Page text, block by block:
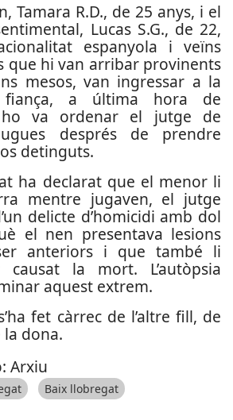
Tamara R.D., de 25 anys, i el
Lucas S.G., de 22,
espanyola i veïns
que hi van arribar provinents
mesos, van ingressar a la
fiança, a última hora de
ho va ordenar el jutge de
després de prendre
detinguts.
ha declarat que el menor li
mentre jugaven, el jutge
delicte d’homicidi amb dol
el nen presentava lesions
anteriors i que també li
la mort. L’autòpsia
aquest extrem.
fet càrrec de l’altre fill, de
dona.
Arxiu
Baix llobregat